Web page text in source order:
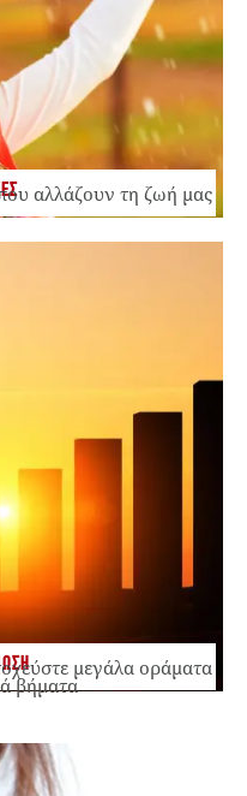
αλλάζουν τη ζωή μας
μεγάλα οράματα
βήματα